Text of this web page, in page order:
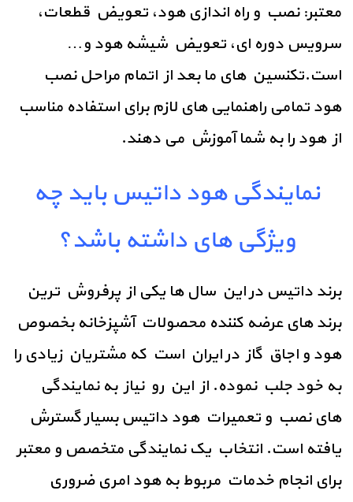
معتبر:نصب و راه اندازی هود، تعویض قطعات،
سرویس دوره ای، تعویض شیشه هود و…
است.تکنسین های ما بعد از اتمام مراحل نصب
هود تمامی راهنمایی های لازم برای استفاده مناسب
از هود را به شما آموزش می دهند.
نمایندگی هود داتیس باید چه
ویژگی های داشته باشد؟
برند داتیس در این سال ها یکی از پرفروش ترین
برند های عرضه کننده محصولات آشپزخانه بخصوص
هود و اجاق گاز در ایران است که مشتریان زیادی را
به خود جلب نموده. از این رو نیاز به نمایندگی
های نصب و تعمیرات هود داتیس بسیار گسترش
یافته است. انتخاب یک نمایندگی متخصص و معتبر
برای انجام خدمات مربوط به هود امری ضروری